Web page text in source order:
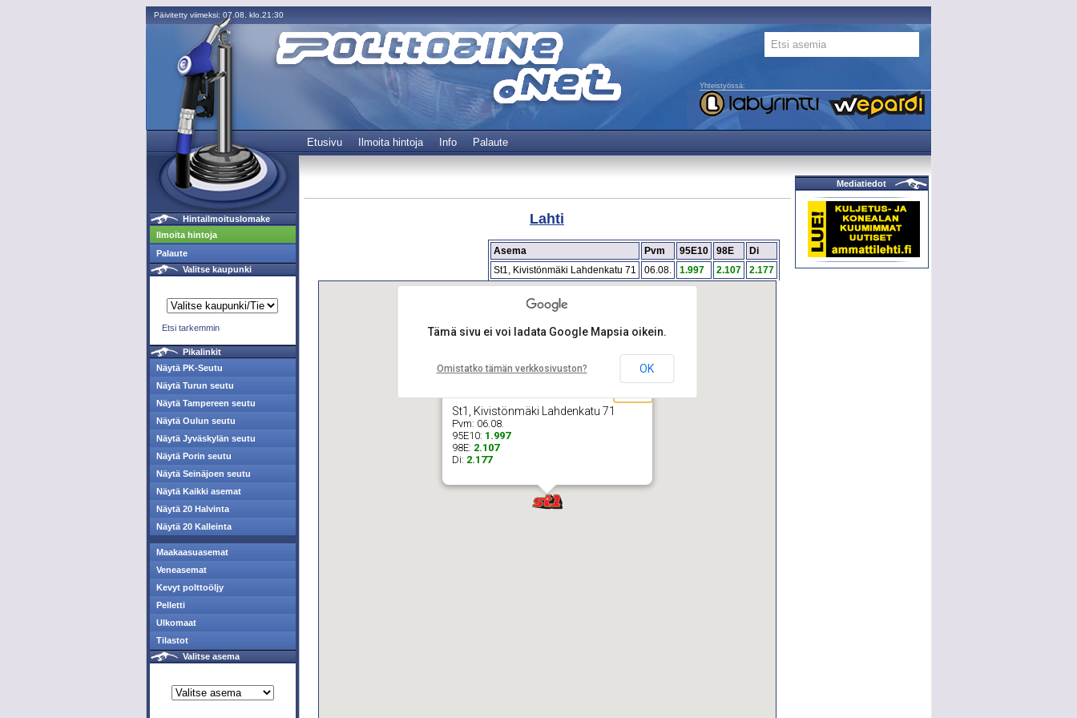
Päivitetty viimeksi: 07.08. klo.21:30
Yhteistyössä:
Etusivu Ilmoita hintoja Info Palaute
Hintailmoituslomake
Ilmoita hintoja
Palaute
Valitse kaupunki
Etsi tarkemmin
Pikalinkit
Näytä PK-Seutu
Näytä Turun seutu
Näytä Tampereen seutu
Näytä Oulun seutu
Näytä Jyväskylän seutu
Näytä Porin seutu
Näytä Seinäjoen seutu
Näytä Kaikki asemat
Näytä 20 Halvinta
Näytä 20 Kalleinta
Maakaasuasemat
Veneasemat
Kevyt polttoöljy
Pelletti
Ulkomaat
Tilastot
Valitse asema
Lahti
Asema Pvm 95E10 98E
Di
St1, Kivistönmäki Lahdenkatu 71
06.08. 1.997 2.107 2.177
St1, Kivistönmäki Lahdenkatu 71
Pvm: 06.08.
95E10: 1.997
98E: 2.107
Di: 2.177
Tämä sivu ei voi ladata Google Mapsia oikein.
Omistatko tämän verkkosivuston? OK
Mediatiedot